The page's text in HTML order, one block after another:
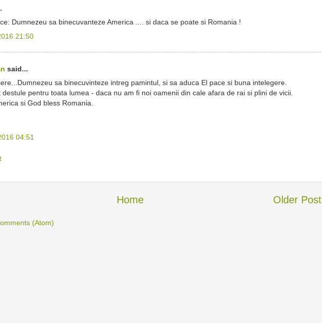
Dumnezeu sa binecuvanteze America .... si daca se poate si Romania !
21:50
said...
sa binecuvinteze intreg pamintul, si sa aduca El pace si buna intelegere.
destule pentru toata lumea - daca nu am fi noi oamenii din cale afara de rai si plini de vicii.
si God bless Romania.
04:51
Older Post
Home
(Atom)